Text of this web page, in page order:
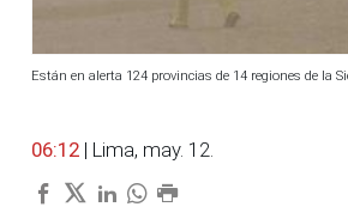
Están en alerta 124 provincias de 14 regiones de la
06:12 | Lima, may. 12.